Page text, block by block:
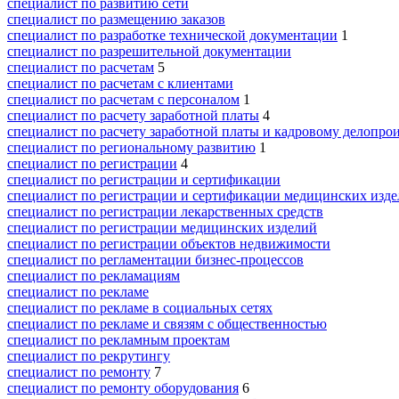
специалист по размещению заказов
специалист по разработке технической документации 1
специалист по разрешительной документации
специалист по расчетам 5
специалист по расчетам с клиентами
специалист по расчетам с персоналом 1
специалист по расчету заработной платы 4
специалист по расчету заработной платы и кадровому
специалист по региональному развитию 1
специалист по регистрации 4
специалист по регистрации и сертификации
специалист по регистрации и сертификации медицинских
специалист по регистрации лекарственных средств
специалист по регистрации медицинских изделий
специалист по регистрации объектов недвижимости
специалист по регламентации бизнес-процессов
специалист по рекламациям
специалист по рекламе
специалист по рекламе в социальных сетях
специалист по рекламе и связям с общественностью
специалист по рекламным проектам
специалист по рекрутингу
специалист по ремонту 7
специалист по ремонту оборудования 6